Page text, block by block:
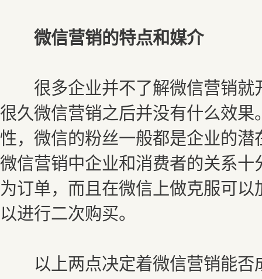
微信营销的特点和媒介
很多企业并不了解微信营销就
很久微信营销之后并没有什么效
性，微信的粉丝一般都是企业的
微信营销中企业和消费者的关系
为订单，而且在微信上做克服可
以进行二次购买。
以上两点决定着微信营销能否